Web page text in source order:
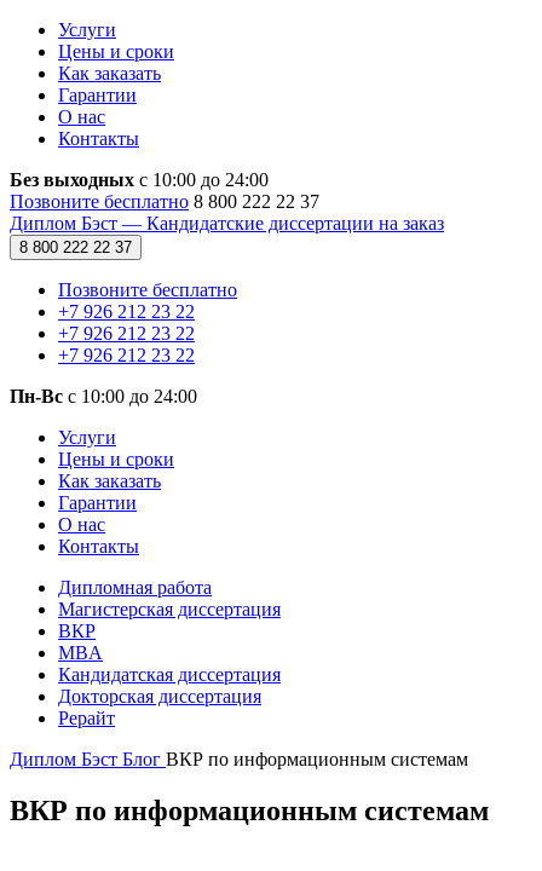
Услуги
Цены и сроки
Как заказать
Гарантии
О нас
Контакты
Без выходных с 10:00 до 24:00
Позвоните бесплатно 8 800 222 22 37
Диплом Бэст — Кандидатские диссертации на заказ
8 800 222 22 37
Позвоните бесплатно
+7 926 212 23 22
+7 926 212 23 22
+7 926 212 23 22
Пн-Вс с 10:00 до 24:00
Услуги
Цены и сроки
Как заказать
Гарантии
О нас
Контакты
Дипломная работа
Магистерская диссертация
ВКР
MBA
Кандидатская диссертация
Докторская диссертация
Рерайт
Диплом Бэст Блог ВКР по информационным системам
ВКР по информационным системам